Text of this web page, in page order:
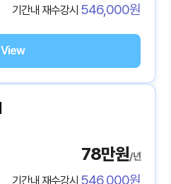
기간내 재수강시 546,000원
View
78만원/년
기간내 재수강시 546,000원